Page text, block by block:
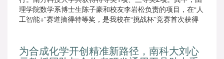
理学院数学系博士生陈子豪和校友李岩松负责的项目，在“人
工智能+”赛道摘得特等奖，是我校在“挑战杯”竞赛首次获得
特等奖！
为合成化学开创精准新路径，南科大刘心